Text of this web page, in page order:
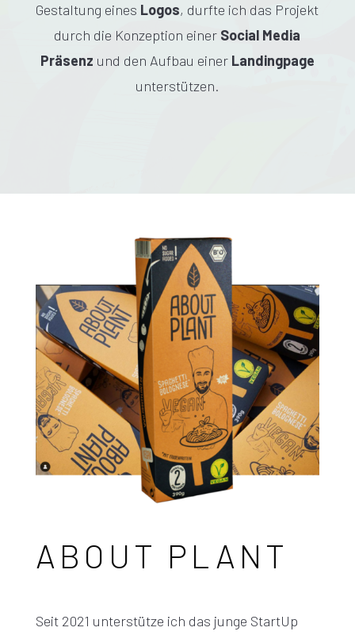
Gestaltung eines Logos, durfte ich das Projekt
durch die Konzeption einer Social Media
Präsenz und den Aufbau einer Landingpage
unterstützen.
ABOUT PLANT
Seit 2021 unterstütze ich das junge StartUp